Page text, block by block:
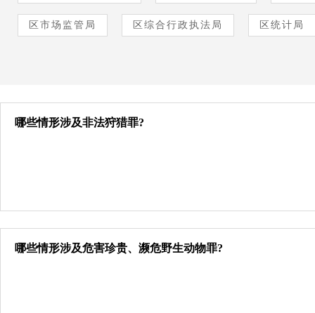
区市场监管局 区综合行政执法局 区统计局
哪些情形涉及非法狩猎罪?
哪些情形涉及危害珍贵、濒危野生动物罪?